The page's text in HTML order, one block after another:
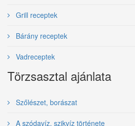
Grill receptek
Bárány receptek
Vadreceptek
Törzsasztal ajánlata
Szőlészet, borászat
A szódavíz, szikvíz története